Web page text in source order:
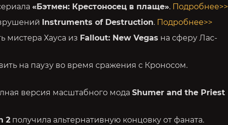
«Бэтмен: Крестоносец в плаще». Подробнее>>
Instruments of Destruction. Подробнее>>
мистера Хауса из Fallout: New Vegas на сферу Лас-
на паузу во время сражения с Кроносом.
версия масштабного мода Shumer and the Priest
2 получила альтернативную концовку от фаната.